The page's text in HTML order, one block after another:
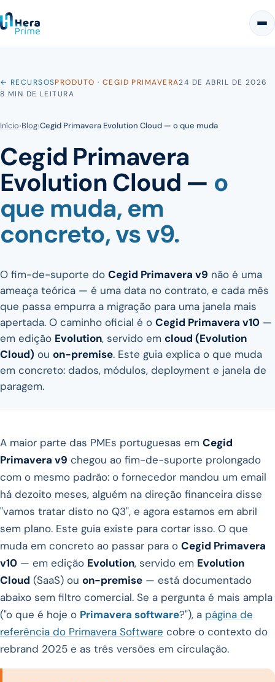
← RECURSOSPRODUTO · CEGID PRIMAVERA24 DE ABRIL DE 2026
8 MIN DE LEITURA
Início›Blog›Cegid Primavera Evolution Cloud — o que muda
Cegid Primavera
Evolution Cloud — o
que muda, em
concreto, vs v9.
O fim-de-suporte do Cegid Primavera v9 não é uma
ameaça teórica — é uma data no contrato, e cada mês
que passa empurra a migração para uma janela mais
apertada. O caminho oficial é o Cegid Primavera v10 —
em edição Evolution, servido em cloud (Evolution
Cloud) ou on-premise. Este guia explica o que muda
em concreto: dados, módulos, deployment e janela de
paragem.
A maior parte das PMEs portuguesas em Cegid
Primavera v9 chegou ao fim-de-suporte prolongado
com o mesmo padrão: o fornecedor mandou um email
há dezoito meses, alguém na direção financeira disse
"vamos tratar disto no Q3", e agora estamos em abril
sem plano. Este guia existe para cortar isso. O que
muda em concreto ao passar para o Cegid Primavera
v10 — em edição Evolution, servido em Evolution
Cloud (SaaS) ou on-premise — está documentado
abaixo sem filtro comercial. Se a pergunta é mais ampla
("o que é hoje o Primavera software?"), a página de
referência do Primavera Software cobre o contexto do
rebrand 2025 e as três versões em circulação.